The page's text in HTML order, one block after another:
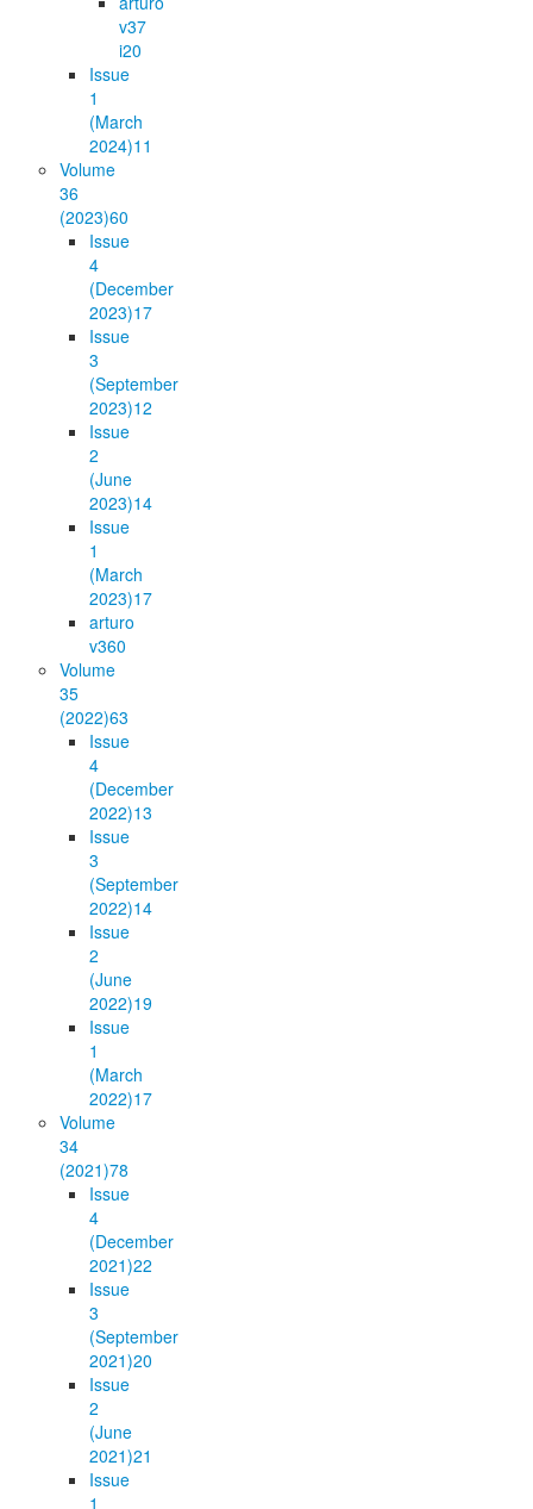
v37
i20
Issue
1
(March
2024)11
Volume
36
(2023)60
Issue
4
(December
2023)17
Issue
3
(September
2023)12
Issue
2
(June
2023)14
Issue
1
(March
2023)17
arturo
v360
Volume
35
(2022)63
Issue
4
(December
2022)13
Issue
3
(September
2022)14
Issue
2
(June
2022)19
Issue
1
(March
2022)17
Volume
34
(2021)78
Issue
4
(December
2021)22
Issue
3
(September
2021)20
Issue
2
(June
2021)21
Issue
1